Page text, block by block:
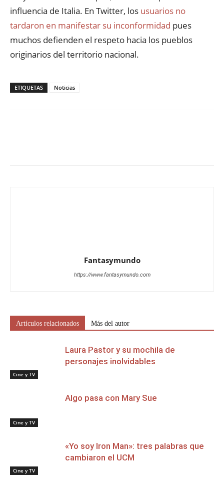
influencia de Italia. En Twitter, los usuarios no
tardaron en manifestar su inconformidad pues
muchos defienden el respeto hacia los pueblos
originarios del territorio nacional.
ETIQUETAS Noticias
Fantasymundo
https://www.fantasymundo.com
Artículos relacionados Más del autor
Cine y TV
Laura Pastor y su mochila de
personajes inolvidables
Cine y TV
Algo pasa con Mary Sue
Cine y TV
«Yo soy Iron Man»: tres palabras que
cambiaron el UCM